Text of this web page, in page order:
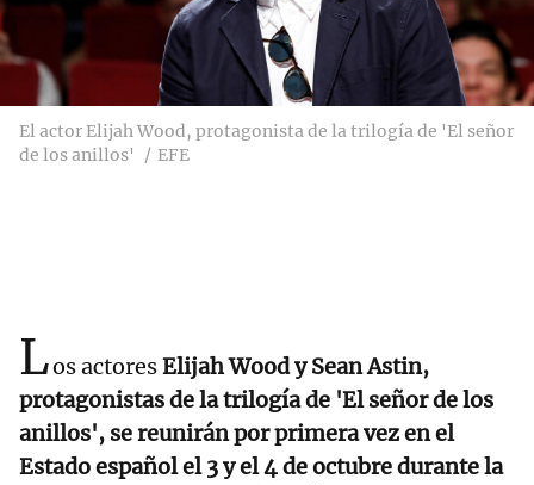
El actor Elijah Wood, protagonista de la trilogía de 'El señor
de los anillos'
EFE
Los actoresElijah Wood y Sean Astin,
protagonistas de la trilogía de 'El señor de los
anillos', se reunirán por primera vez en el
Estado español el 3 y el 4 de octubre durante la